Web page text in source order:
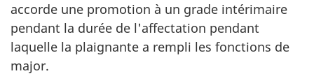
accorde une promotion à un grade intérimaire
pendant la durée de l'affectation pendant
laquelle la plaignante a rempli les fonctions de
major.